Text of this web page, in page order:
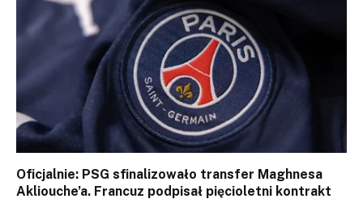
Oficjalnie: PSG sfinalizowało transfer Maghnesa
Akliouche’a. Francuz podpisał pięcioletni kontrakt